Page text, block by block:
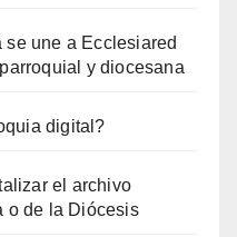
se une a Ecclesiared
y diocesana
digital?
el archivo
o de la Diócesis